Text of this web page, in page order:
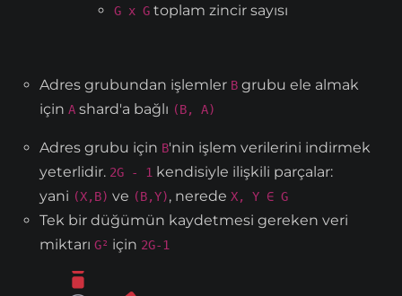
G x G toplam zincir sayısı
Adres grubundan işlemler B grubu ele almak
için A shard'a bağlı (B, A)
Adres grubu için B'nin işlem verilerini indirmek
yeterlidir. 2G - 1 kendisiyle ilişkili parçalar:
yani (X,B) ve (B,Y), nerede X, Y ∈ G
Tek bir düğümün kaydetmesi gereken veri
miktarı G² için 2G-1